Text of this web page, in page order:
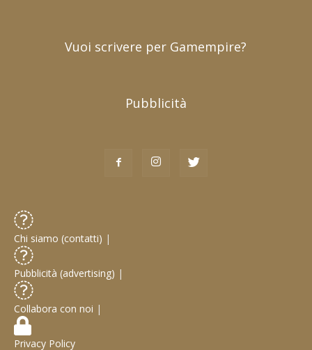
Vuoi scrivere per Gamempire?
Pubblicità
Chi siamo (contatti) |
Pubblicità (advertising) |
Collabora con noi |
Privacy Policy